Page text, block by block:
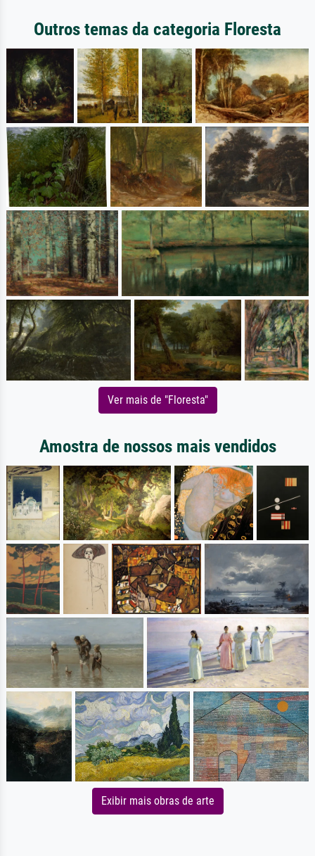
Outros temas da categoria Floresta
Ver mais de "Floresta"
Amostra de nossos mais vendidos
Exibir mais obras de arte